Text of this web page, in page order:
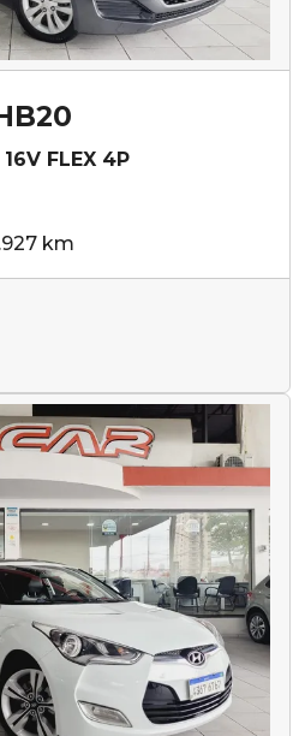
FLEX 4P
km